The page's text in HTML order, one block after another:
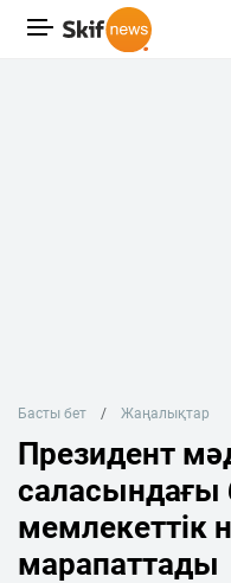
Басты бет Жаңалықтар
Президент
саласындағы
мемлекеттік
марапаттады